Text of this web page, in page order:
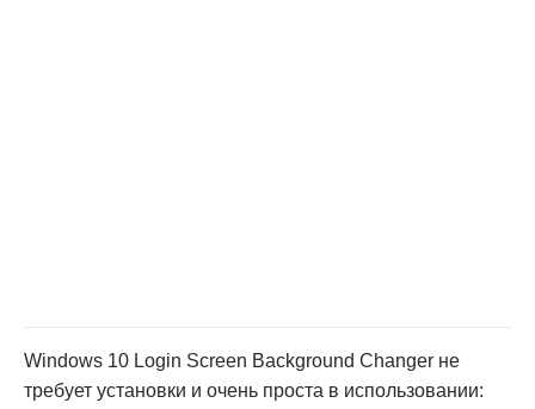
Windows 10 Login Screen Background Changer не
требует установки и очень проста в использовании: